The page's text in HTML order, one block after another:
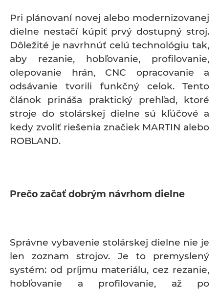
Pri plánovaní novej alebo modernizovanej
dielne nestačí kúpiť prvý dostupný stroj.
Dôležité je navrhnúť celú technológiu tak,
aby rezanie, hobľovanie, profilovanie,
olepovanie hrán, CNC opracovanie a
odsávanie tvorili funkčný celok. Tento
článok prináša praktický prehľad, ktoré
stroje do stolárskej dielne sú kľúčové a
kedy zvoliť riešenia značiek MARTIN alebo
ROBLAND.
Prečo začať dobrým návrhom dielne
Správne vybavenie stolárskej dielne nie je
len zoznam strojov. Je to premyslený
systém: od príjmu materiálu, cez rezanie,
hobľovanie a profilovanie, až po